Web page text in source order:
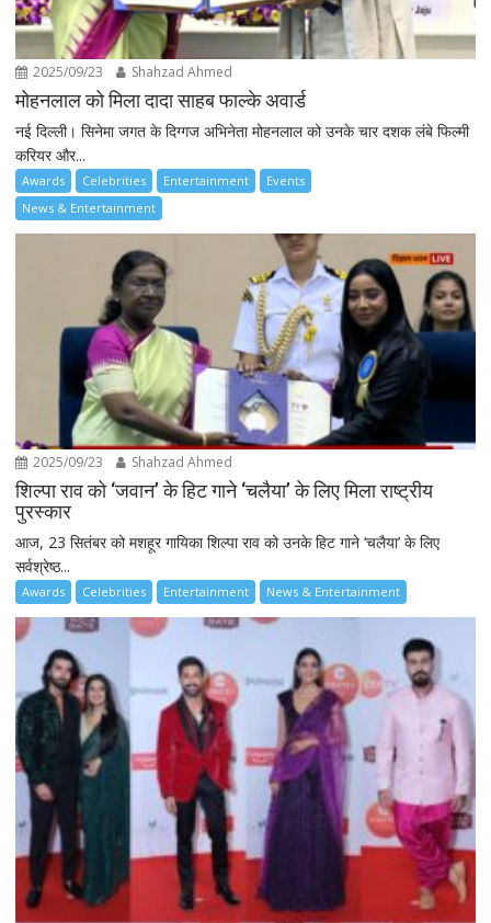
2025/09/23 Shahzad Ahmed
मोहनलाल को मिला दादा साहब फाल्के अवार्ड
नई दिल्ली। सिनेमा जगत के दिग्गज अभिनेता मोहनलाल को उनके चार दशक लंबे फिल्मी
करियर और...
Awards Celebrities Entertainment
Events
News & Entertainment
2025/09/23 Shahzad Ahmed
शिल्पा राव को ‘जवान’ के हिट गाने ‘चलैया’ के लिए मिला राष्ट्रीय
पुरस्कार
आज, 23 सितंबर को मशहूर गायिका शिल्पा राव को उनके हिट गाने ‘चलैया’ के लिए
सर्वश्रेष्ठ...
Awards Celebrities Entertainment News & Entertainment